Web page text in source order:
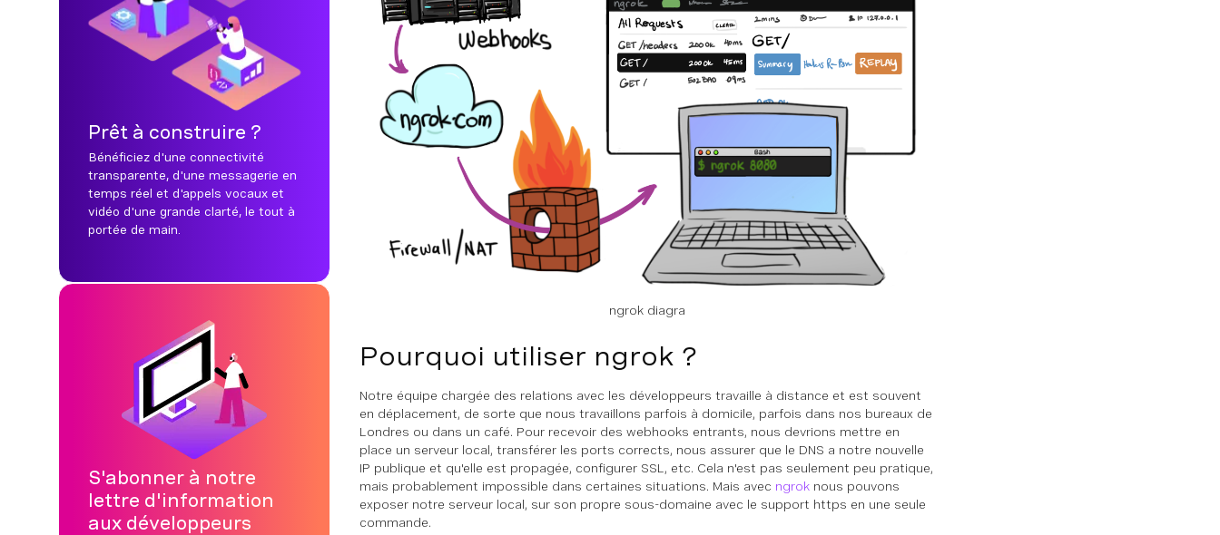
Prêt à construire ?
Bénéficiez d'une connectivité
transparente, d'une messagerie en
temps réel et d'appels vocaux et
vidéo d'une grande clarté, le tout à
portée de main.
S'abonner à notre
lettre d'information
aux développeurs
ngrok diagra
Pourquoi utiliser ngrok ?
Notre équipe chargée des relations avec les développeurs travaille à distance et est souvent
en déplacement, de sorte que nous travaillons parfois à domicile, parfois dans nos bureaux de
Londres ou dans un café. Pour recevoir des webhooks entrants, nous devrions mettre en
place un serveur local, transférer les ports corrects, nous assurer que le DNS a notre nouvelle
IP publique et qu'elle est propagée, configurer SSL, etc. Cela n'est pas seulement peu pratique,
mais probablement impossible dans certaines situations. Mais avec ngrok nous pouvons
exposer notre serveur local, sur son propre sous-domaine avec le support https en une seule
commande.